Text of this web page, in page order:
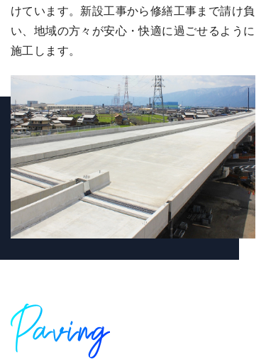
けています。新設工事から修繕工事まで請け負
い、地域の方々が安心・快適に過ごせるように
施工します。
Paving